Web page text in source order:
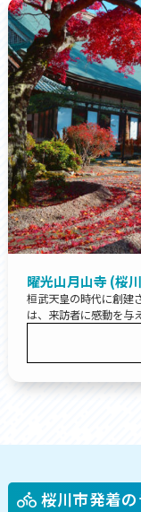
曜光山月山寺 (桜
桓武天皇の時代に創建
は、来訪者に感動を与
桜川市発着